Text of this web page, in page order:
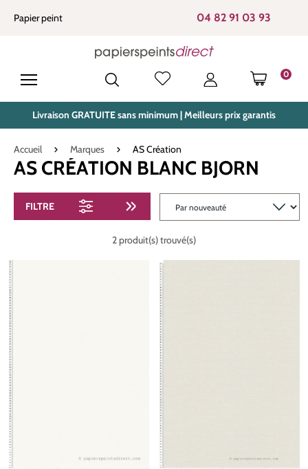
principal
Papier peint 04 82 91 03 93
0
LE
Livraison GRATUITE sans minimum | Meilleurs prix garantis
Accueil Marques AS Création
AS CRÉATION BLANC BJORN
FILTRE
2 produit(s) trouvé(s)